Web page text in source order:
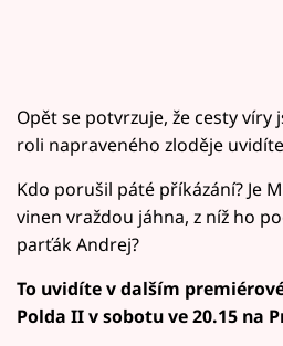
Opět se potvrzuje, že cesty víry
roli napraveného zloděje
Kdo porušil páté příkázání? Je
vinen vraždou jáhna, z níž ho
parťák Andrej?
To uvidíte v dalším
Polda II v sobotu ve 20.15 na